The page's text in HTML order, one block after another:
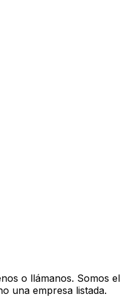
o llámanos. Somos el
una empresa listada.